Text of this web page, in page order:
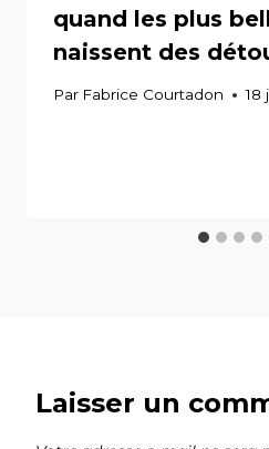
quand les plus
naissent des
Par Fabrice Courtadon 18
Laisser un